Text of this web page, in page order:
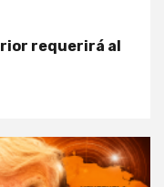
requerirá al